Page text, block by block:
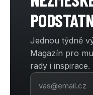
Jednou týdně
Magazín pro
rady i inspirace.